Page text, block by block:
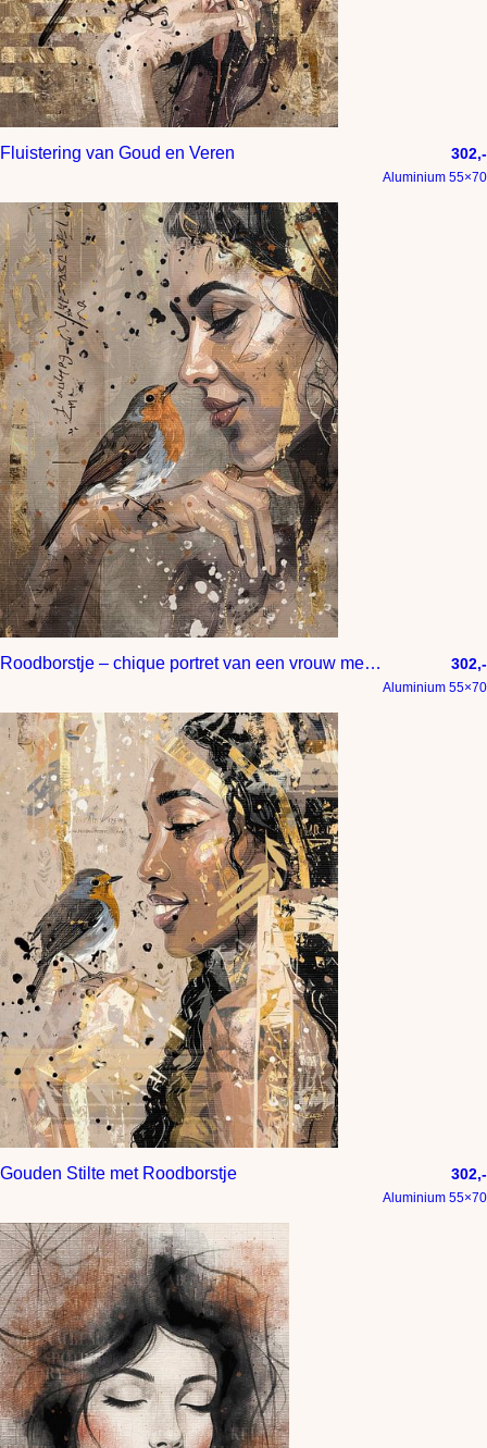
Fluistering van Goud en Veren 302,-
Aluminium 55×70
Roodborstje – chique portret van een vrouw met vogel in taupe en goud 302,-
Aluminium 55×70
Gouden Stilte met Roodborstje 302,-
Aluminium 55×70